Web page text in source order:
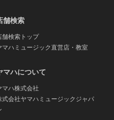
舗検索
舗検索トップ
マハミュージック直営店・教室
マハについて
マハ株式会社
式会社ヤマハミュージックジャパ